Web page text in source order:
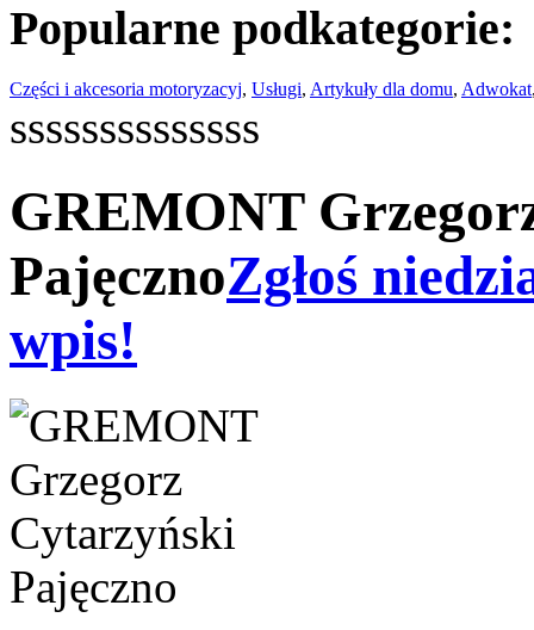
Popularne podkategorie:
Części i akcesoria motoryzacyj, Usługi, Artykuły dla domu, Adwokat
ssssssssssssss
GREMONT
PajęcznoZgłoś
wpis!